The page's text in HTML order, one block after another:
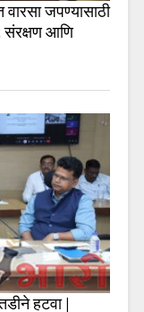
जपण्यासाठी
संरक्षण आणि
हटवा |